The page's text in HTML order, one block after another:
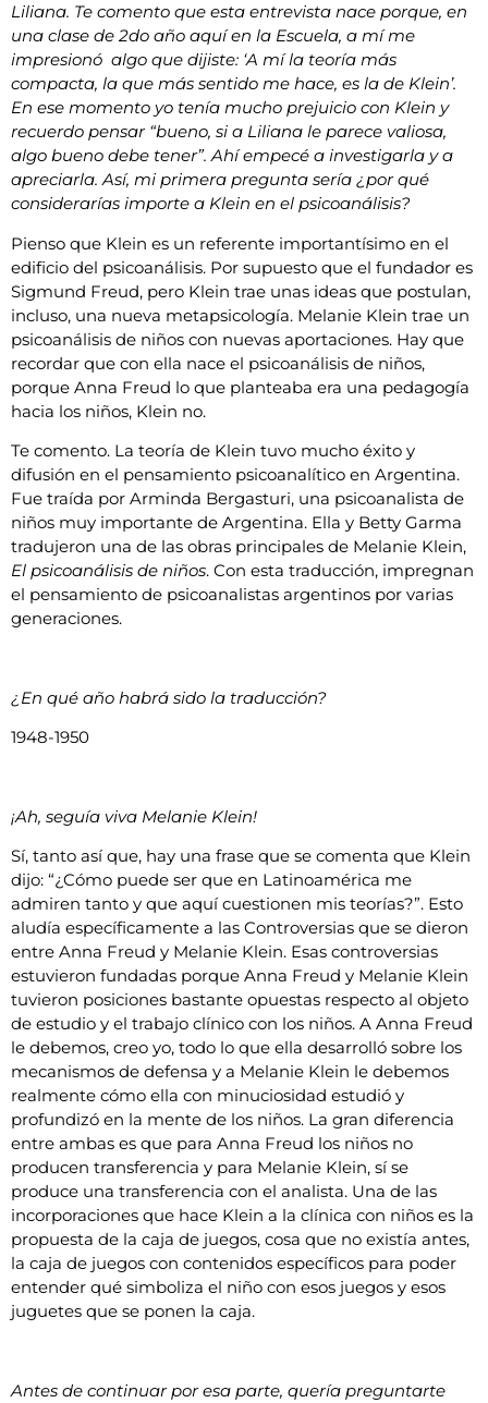
Liliana. Te comento que esta entrevista nace porque, en
una clase de 2do año aquí en la Escuela, a mí me
impresionó algo que dijiste: ‘A mí la teoría más
compacta, la que más sentido me hace, es la de Klein’.
En ese momento yo tenía mucho prejuicio con Klein y
recuerdo pensar “bueno, si a Liliana le parece valiosa,
algo bueno debe tener”. Ahí empecé a investigarla y a
apreciarla. Así, mi primera pregunta sería ¿por qué
considerarías importe a Klein en el psicoanálisis?
Pienso que Klein es un referente importantísimo en el
edificio del psicoanálisis. Por supuesto que el fundador es
Sigmund Freud, pero Klein trae unas ideas que postulan,
incluso, una nueva metapsicología. Melanie Klein trae un
psicoanálisis de niños con nuevas aportaciones. Hay que
recordar que con ella nace el psicoanálisis de niños,
porque Anna Freud lo que planteaba era una pedagogía
hacia los niños, Klein no.
Te comento. La teoría de Klein tuvo mucho éxito y
difusión en el pensamiento psicoanalítico en Argentina.
Fue traída por Arminda Bergasturi, una psicoanalista de
niños muy importante de Argentina. Ella y Betty Garma
tradujeron una de las obras principales de Melanie Klein,
El psicoanálisis de niños. Con esta traducción, impregnan
el pensamiento de psicoanalistas argentinos por varias
generaciones.
¿En qué año habrá sido la traducción?
1948-1950
¡Ah, seguía viva Melanie Klein!
Sí, tanto así que, hay una frase que se comenta que Klein
dijo: “¿Cómo puede ser que en Latinoamérica me
admiren tanto y que aquí cuestionen mis teorías?”. Esto
aludía específicamente a las Controversias que se dieron
entre Anna Freud y Melanie Klein. Esas controversias
estuvieron fundadas porque Anna Freud y Melanie Klein
tuvieron posiciones bastante opuestas respecto al objeto
de estudio y el trabajo clínico con los niños. A Anna Freud
le debemos, creo yo, todo lo que ella desarrolló sobre los
mecanismos de defensa y a Melanie Klein le debemos
realmente cómo ella con minuciosidad estudió y
profundizó en la mente de los niños. La gran diferencia
entre ambas es que para Anna Freud los niños no
producen transferencia y para Melanie Klein, sí se
produce una transferencia con el analista. Una de las
incorporaciones que hace Klein a la clínica con niños es la
propuesta de la caja de juegos, cosa que no existía antes,
la caja de juegos con contenidos específicos para poder
entender qué simboliza el niño con esos juegos y esos
juguetes que se ponen la caja.
Antes de continuar por esa parte, quería preguntarte